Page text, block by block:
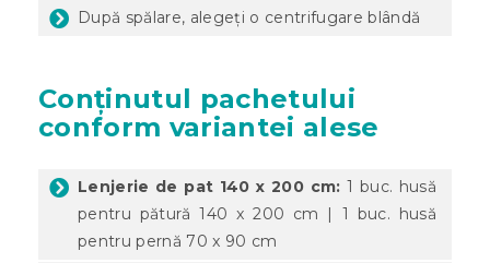
După spălare, alegeți o centrifugare blândă
Conținutul pachetului
conform variantei alese
Lenjerie de pat 140 x 200 cm: 1 buc. husă
pentru pătură 140 x 200 cm | 1 buc. husă
pentru pernă 70 x 90 cm